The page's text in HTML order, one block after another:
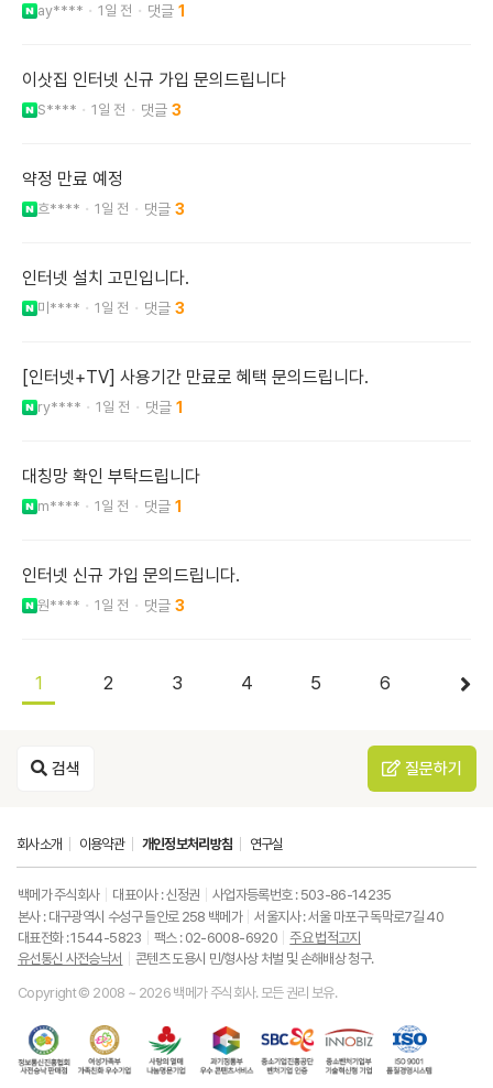
ay**** 1일 전 1
이삿집 인터넷 신규 가입 문의드립니다
S**** 1일 전 3
약정 만료 예정
흐**** 1일 전 3
인터넷 설치 고민입니다.
미**** 1일 전 3
[인터넷+TV] 사용기간 만료로 혜택 문의드립니다.
ry**** 1일 전 1
대칭망 확인 부탁드립니다
m**** 1일 전 1
인터넷 신규 가입 문의드립니다.
원**** 1일 전 3
1 2 3 4 5 6
검색 질문하기
회사소개 이용약관 개인정보처리방침 연구실
백메가 주식회사 대표이사 : 신정권
사업자등록번호 : 503-86-14235
본사 : 대구광역시 수성구 들안로 258 백메가
서울지사 : 서울 마포구 독막로7길 40
대표전화 : 1544-5823
팩스 : 02-6008-6920
주요 법적고지
유선통신 사전승낙서
콘텐츠 도용시 민/형사상 처벌 및 손해배상 청구.
Copyright © 2008 ~ 2026 백메가 주식회사. 모든 권리 보유.
정
보
가
랑
의
열
통
중
소
기
업
중
소
벤
처
ISO9001
경